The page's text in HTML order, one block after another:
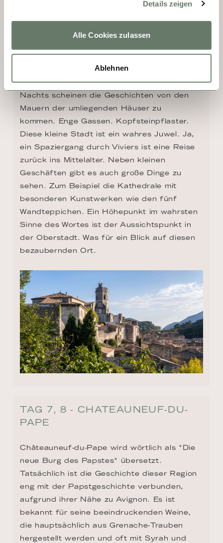
Details zeigen
Alle Cookies zulassen
Ablehnen
TAG 7 - VIVIERS
Nachts scheinen die Geschichten von den
Mauern der umliegenden Häuser zu
kommen. Enge Gassen. Kopfsteinpflaster.
Diese kleine Stadt ist ein wahres Juwel. Ja,
ein Spaziergang durch Viviers ist eine Reise
zurück ins Mittelalter. Neben kleinen
Geschäften gibt es auch große Dinge zu
sehen. Zum Beispiel die Kathedrale mit
besonderen Kunstwerken wie den fünf
Wandteppichen. Ein Höhepunkt im wahrsten
Sinne des Wortes ist der Aussichtspunkt in
der Oberstadt. Was für ein Blick auf diesen
bezaubernden Ort.
TAG 7, 8 - CHATEAUNEUF-DU-
PAPE
Châteauneuf-du-Pape wird wörtlich als "Die
neue Burg des Papstes" übersetzt.
Tatsächlich ist die Geschichte dieser Region
eng mit der Papstgeschichte verbunden,
aufgrund ihrer Nähe zu Avignon. Es ist
bekannt für seine beeindruckenden Weine,
die hauptsächlich aus Grenache-Trauben
hergestellt werden und oft mit Syrah und